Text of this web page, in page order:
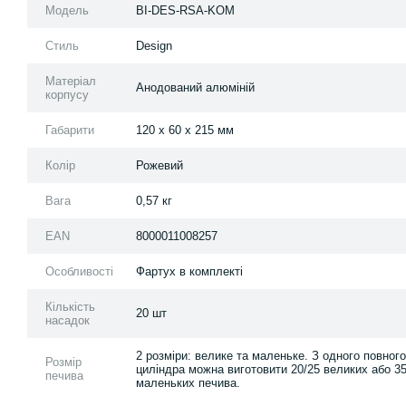
Модель BI-DES-RSA-KOM
Стиль Design
Матеріал
корпусу
Анодований алюміній
Габарити 120 x 60 x 215 мм
Колір Рожевий
Вага 0,57 кг
EAN 8000011008257
Особливості Фартух в комплекті
Кількість
насадок
20 шт
Розмір
печива
2 розміри: велике та маленьке. З одного повного
циліндра можна виготовити 20/25 великих або
маленьких печива.